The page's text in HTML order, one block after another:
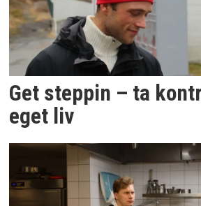
Get steppin – ta
eget liv